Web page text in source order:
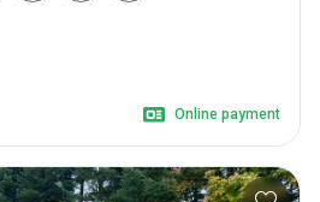
Online payment